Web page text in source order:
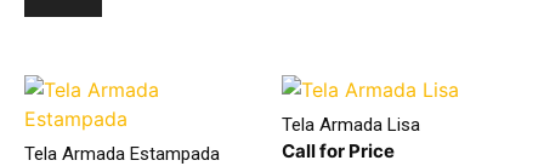
Tela Armada Estampada
Tela Armada Lisa
Call for Price